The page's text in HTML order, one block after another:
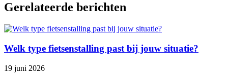
Gerelateerde berichten
Welk type fietsenstalling past bij jouw situatie?
19 juni 2026